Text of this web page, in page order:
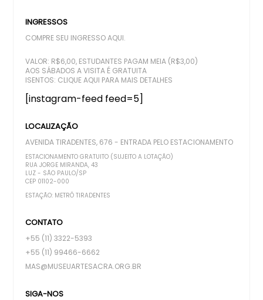
INGRESSOS
COMPRE SEU INGRESSO AQUI.
VALOR: R$6,00, ESTUDANTES PAGAM MEIA (R$3,00)
AOS SÁBADOS A VISITA É GRATUITA
ISENTOS: CLIQUE AQUI PARA MAIS DETALHES
[instagram-feed feed=5]
LOCALIZAÇÃO
AVENIDA TIRADENTES, 676 - ENTRADA PELO ESTACIONAMENTO
ESTACIONAMENTO GRATUITO (SUJEITO A LOTAÇÃO)
RUA JORGE MIRANDA, 43
LUZ - SÃO PAULO/SP
CEP 01102-000
ESTAÇÃO: METRÔ TIRADENTES
CONTATO
+55 (11) 3322-5393
+55 (11) 99466-6662
MAS@MUSEUARTESACRA.ORG.BR
SIGA-NOS